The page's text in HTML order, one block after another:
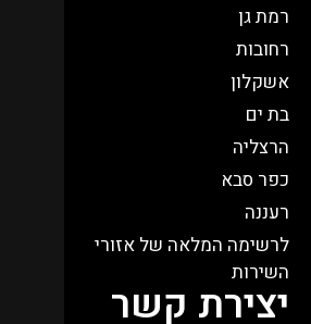
רמת גן
רחובות
אשקלון
בת ים
הרצליה
כפר סבא​
רעננה
לרשימה המלאה של אזורי
השירות
יצירת קשר